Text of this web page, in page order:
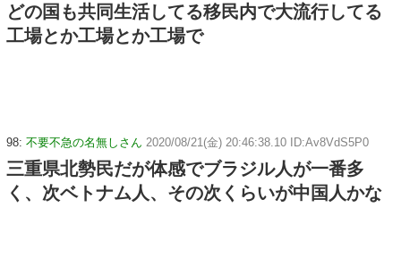
どの国も共同生活してる移民内で大流行してる
工場とか工場とか工場で
98: 不要不急の名無しさん 2020/08/21(金) 20:46:38.10 ID:Av8VdS5P0
三重県北勢民だが体感でブラジル人が一番多
く、次ベトナム人、その次くらいが中国人かな